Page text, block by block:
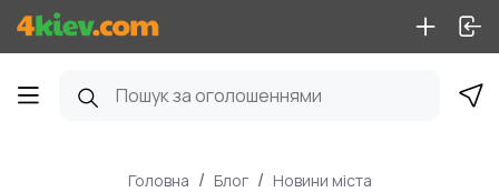
Головна Блог Новини міста